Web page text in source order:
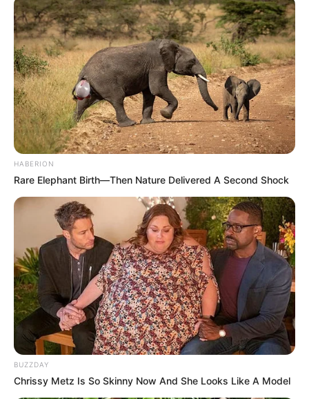
നിന്നും സസ്പെൻഡ് ചെയ്തിരിക്കുന്നതിലൂടെ
മാത്രം നിധിന് നീതി ലഭിക്കുകയില്ല, ഇതിൽ
സമഗ്രമായ അന്വേഷണവും കർശന നടപടിയും
അനിവാര്യമാണെന്നും അദ്ദേഹം പ്രസ്താവനയിൽ
കൂട്ടിച്ചേർത്തു.
Tags: BDS Student death
HABERION
Rare Elephant Birth—Then Nature Delivered A Second Shock
BUZZDAY
Chrissy Metz Is So Skinny Now And She Looks Like A Model